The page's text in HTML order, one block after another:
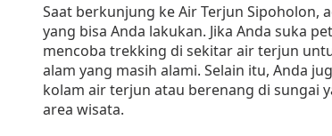
Saat berkunjung ke Air Terjun Sipoholon,
yang bisa Anda lakukan. Jika Anda suka
mencoba trekking di sekitar air terjun
alam yang masih alami. Selain itu, Anda
kolam air terjun atau berenang di sungai
area wisata.